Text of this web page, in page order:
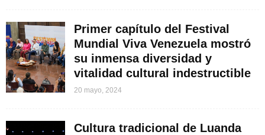
Primer capítulo del Festival
Mundial Viva Venezuela mostró
su inmensa diversidad y
vitalidad cultural indestructible
20 mayo, 2024
Cultura tradicional de Luanda